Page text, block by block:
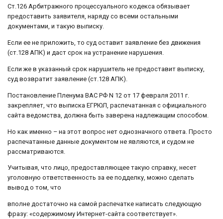
Ст.126 Арбитражного процессуального кодекса обязывает
предоставить заявителя, наряду со всеми остальными
документами, и такую выписку.
Если ее не приложить, то суд оставит заявление без движения
(ст.128 АПК) и даст срок на устранение нарушения.
Если же в указанный срок нарушитель не предоставит выписку,
суд возвратит заявление (ст.128 АПК).
Постановление Пленума ВАС РФ N 12 от 17 февраля 2011 г.
закрепляет, что выписка ЕГРЮЛ, распечатанная с официального
сайта ведомства, должна быть заверена надлежащим способом.
Но как именно – на этот вопрос нет однозначного ответа. Просто
распечатанные данные документом не являются, и судом не
рассматриваются.
Учитывая, что лицо, предоставляющее такую справку, несет
уголовную ответственность за ее подделку, можно сделать
вывод о том, что
вполне достаточно на самой распечатке написать следующую
фразу: «содержимому Интернет-сайта соответствует».